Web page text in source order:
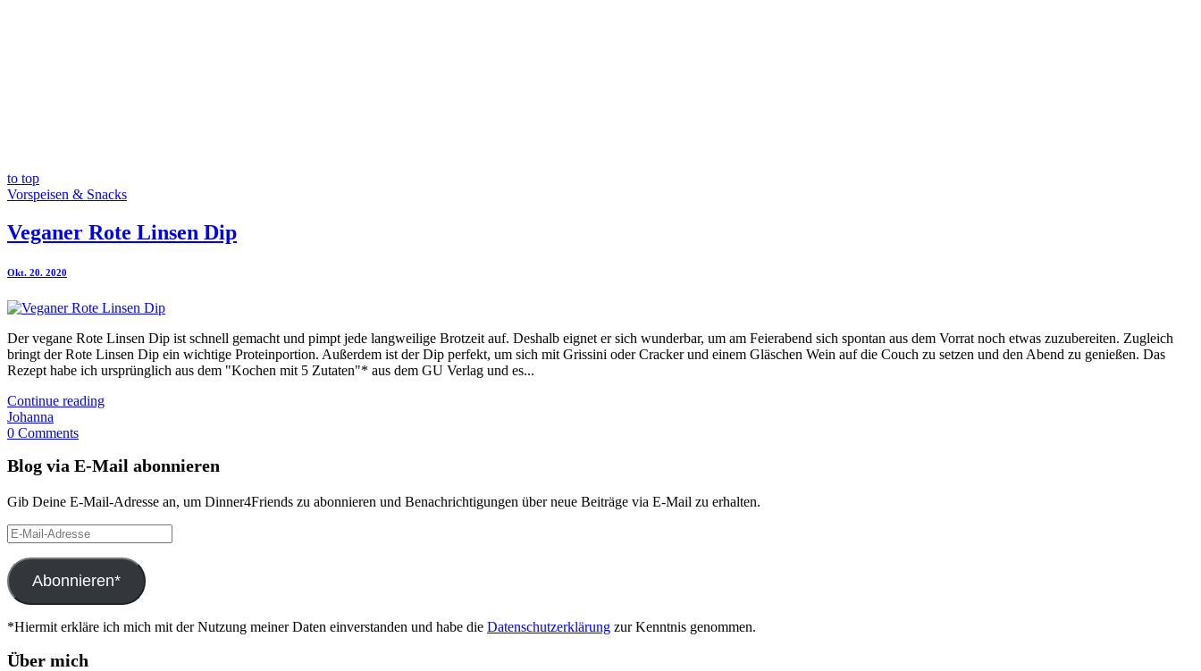
to top
Vorspeisen & Snacks
Veganer Rote Linsen Dip
Okt. 20. 2020
Der vegane Rote Linsen Dip ist schnell gemacht und pimpt jede langweilige Brotzeit auf. Deshalb eignet er sich wunderbar, um am Feierabend sich spontan aus dem Vorrat noch etwas zuzubereiten. Zugleich
bringt der Rote Linsen Dip ein wichtige Proteinportion. Außerdem ist der Dip perfekt, um sich mit Grissini oder Cracker und einem Gläschen Wein auf die Couch zu setzen und den Abend zu genießen. Das
Rezept habe ich ursprünglich aus dem "Kochen mit 5 Zutaten"* aus dem GU Verlag und es...
Continue reading
Johanna
0 Comments
Blog via E-Mail abonnieren
Gib Deine E-Mail-Adresse an, um Dinner4Friends zu abonnieren und Benachrichtigungen über neue Beiträge via E-Mail zu erhalten.
E-
Mail-
Adresse
Abonnieren*
*Hiermit erkläre ich mich mit der Nutzung meiner Daten einverstanden und habe die Datenschutzerklärung zur Kenntnis genommen.
Über mich